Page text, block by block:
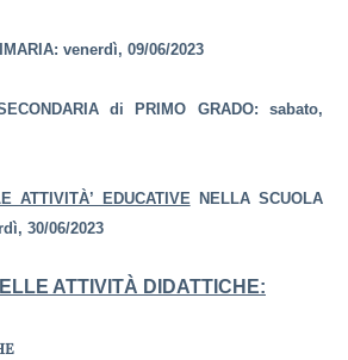
venerdì, 09/06/2023
di PRIMO GRADO: sabato,
ATTIVITÀ’ EDUCATIVENELLA SCUOLA
30/06/2023
ATTIVITÀ DIDATTICHE: